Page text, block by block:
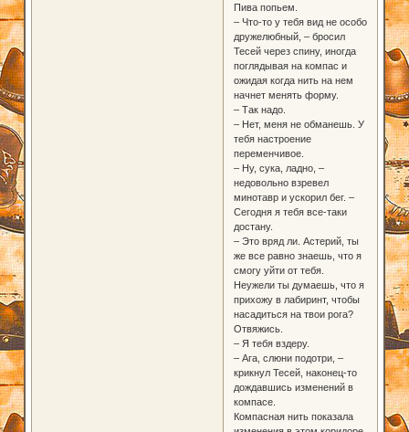
Пива попьем.
– Что-то у тебя вид не особо
дружелюбный, – бросил
Тесей через спину, иногда
поглядывая на компас и
ожидая когда нить на нем
начнет менять форму.
– Так надо.
– Нет, меня не обманешь. У
тебя настроение
переменчивое.
– Ну, сука, ладно, –
недовольно взревел
минотавр и ускорил бег. –
Сегодня я тебя все-таки
достану.
– Это вряд ли. Астерий, ты
же все равно знаешь, что я
смогу уйти от тебя.
Неужели ты думаешь, что я
прихожу в лабиринт, чтобы
насадиться на твои рога?
Отвяжись.
– Я тебя вздеру.
– Ага, слюни подотри, –
крикнул Тесей, наконец-то
дождавшись изменений в
компасе.
Компасная нить показала